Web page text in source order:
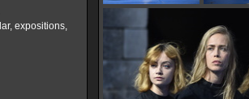
expositions,